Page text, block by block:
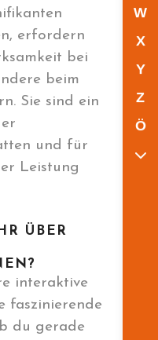
W
X
Y
Z
Ö
erfordern
bei
beim
Sie sind ein
und für
Leistung
ÜBER
interaktive
faszinierende
du gerade